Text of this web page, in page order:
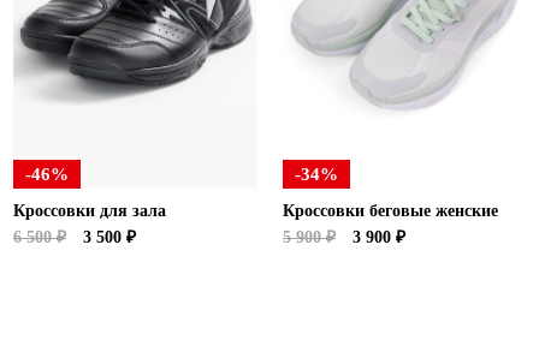
Новосибирская область (3)
Омская область (5)
Республика Татарстан (2)
Ростовская область (2)
Самарская область (1)
-46%
Кроссовки для зала
6 500 ₽
3 500 ₽
-34%
Кроссовки беговые женские
5 900 ₽
3 900 ₽